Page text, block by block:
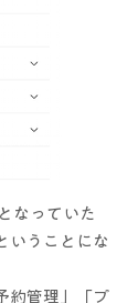
なっていた
いうことにな
約管理」「プ